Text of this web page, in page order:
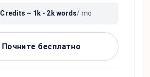
Credits ~ 1k - 2kwords/ mo
Почните бесплатно